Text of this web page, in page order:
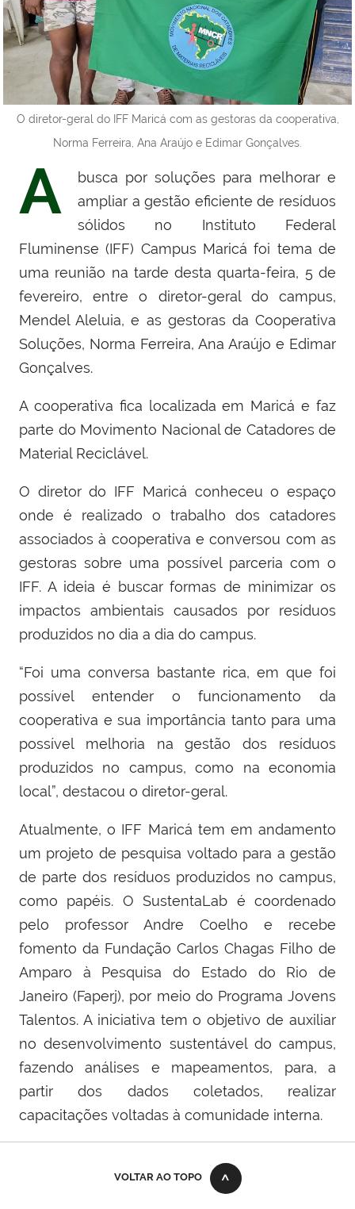
O diretor-geral do IFF Maricá com as gestoras da cooperativa,
Norma Ferreira, Ana Araújo e Edimar Gonçalves.
A
busca por soluções para melhorar e
ampliar a gestão eficiente de resíduos
sólidos no Instituto Federal
Fluminense (IFF) Campus Maricá foi tema de
uma reunião na tarde desta quarta-feira, 5 de
fevereiro, entre o diretor-geral do campus,
Mendel Aleluia, e as gestoras da Cooperativa
Soluções, Norma Ferreira, Ana Araújo e Edimar
Gonçalves.
A cooperativa fica localizada em Maricá e faz
parte do Movimento Nacional de Catadores de
Material Reciclável.
O diretor do IFF Maricá conheceu o espaço
onde é realizado o trabalho dos catadores
associados à cooperativa e conversou com as
gestoras sobre uma possível parceria com o
IFF. A ideia é buscar formas de minimizar os
impactos ambientais causados por resíduos
produzidos no dia a dia do campus.
“Foi uma conversa bastante rica, em que foi
possível entender o funcionamento da
cooperativa e sua importância tanto para uma
possível melhoria na gestão dos resíduos
produzidos no campus, como na economia
local”, destacou o diretor-geral.
Atualmente, o IFF Maricá tem em andamento
um projeto de pesquisa voltado para a gestão
de parte dos resíduos produzidos no campus,
como papéis. O SustentaLab é coordenado
pelo professor Andre Coelho e recebe
fomento da Fundação Carlos Chagas Filho de
Amparo à Pesquisa do Estado do Rio de
Janeiro (Faperj), por meio do Programa Jovens
Talentos. A iniciativa tem o objetivo de auxiliar
no desenvolvimento sustentável do campus,
fazendo análises e mapeamentos, para, a
partir dos dados coletados, realizar
capacitações voltadas à comunidade interna.
VOLTAR AO TOPO